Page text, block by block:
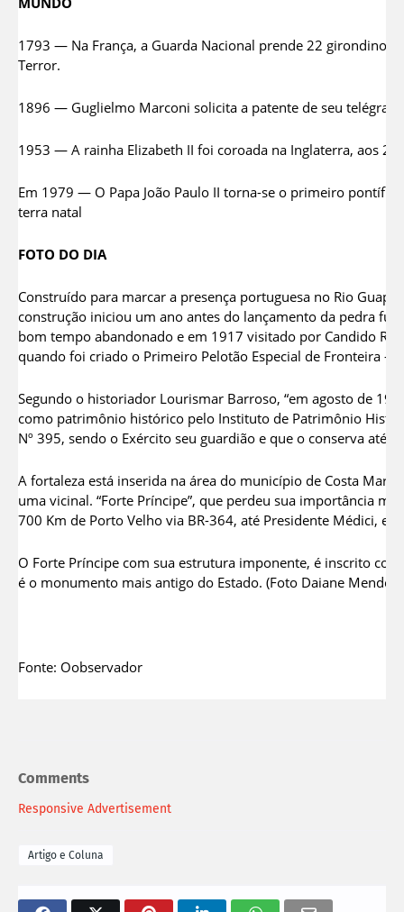
1793 — Na França, a Guarda Nacional prende 22
Terror.
1896 — Guglielmo Marconi solicita a patente de seu
1953 — A rainha Elizabeth II foi coroada na Inglaterra, aos
Em 1979 — O Papa João Paulo II torna-se o primeiro
terra natal
FOTO DO DIA
Construído para marcar a presença portuguesa no Rio
construção iniciou um ano antes do lançamento da pedra
bom tempo abandonado e em 1917 visitado por Candido
quando foi criado o Primeiro Pelotão Especial de Fronteira –
Segundo o historiador Lourismar Barroso, “em agosto de
como patrimônio histórico pelo Instituto de Patrimônio
Nº 395, sendo o Exército seu guardião e que o conserva até
A fortaleza está inserida na área do município de Costa
uma vicinal. “Forte Príncipe”, que perdeu sua importância
700 Km de Porto Velho via BR-364, até Presidente Médici, e
O Forte Príncipe com sua estrutura imponente, é inscrito
é o monumento mais antigo do Estado. (Foto Daiane
Fonte: Oobservador
Comments
Responsive Advertisement
Artigo e Coluna